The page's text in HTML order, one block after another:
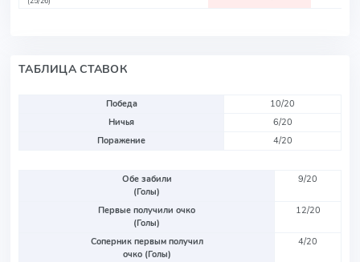
ТАБЛИЦА СТАВОК
Победа
10/20
Ничья
6/20
Поражение
4/20
Обе забили
(Голы)
9/20
Первые получили очко
(Голы)
12/20
Соперник первым получил
очко (Голы)
4/20